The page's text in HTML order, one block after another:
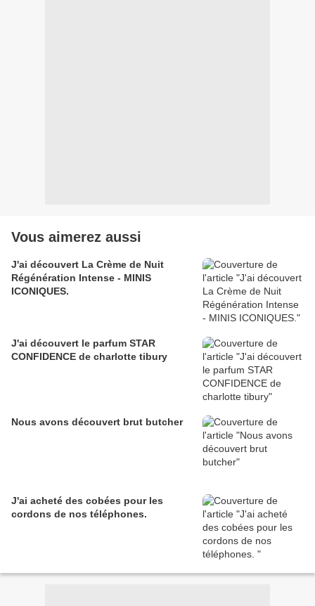
Vous aimerez aussi
J'ai découvert La Crème de Nuit
Régénération Intense - MINIS
ICONIQUES.
J'ai découvert le parfum STAR
CONFIDENCE de charlotte tibury
Nous avons découvert brut butcher
J'ai acheté des cobées pour les